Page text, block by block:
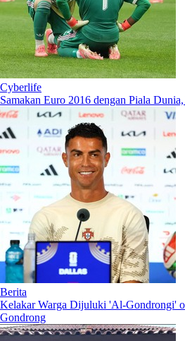
Cyberlife
Samakan Euro 2016 dengan Piala
Berita
Kelakar Warga Dijuluki 'Al-Gondrongi'
Gondrong